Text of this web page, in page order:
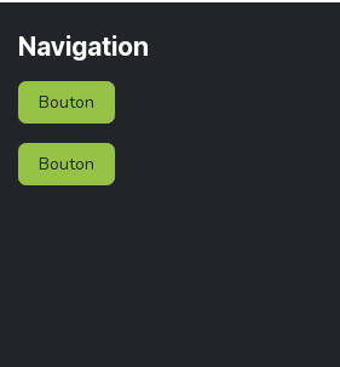
Navigation
Bouton
Bouton